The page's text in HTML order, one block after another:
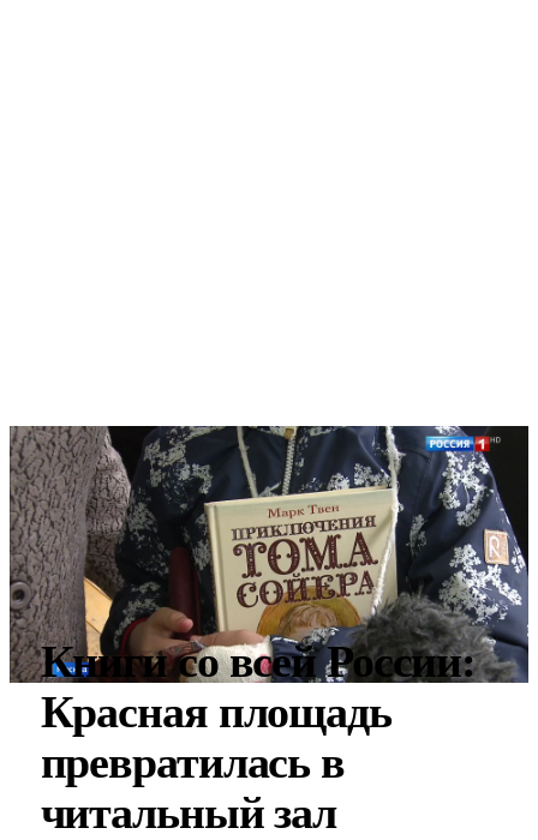
Книги со всей России:
Красная площадь
превратилась в
читальный зал